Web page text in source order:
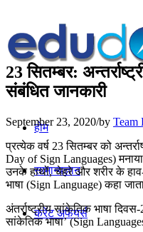
होम
सामान्यज्ञान
करेंट अफेयर्स
23 सितम्बर:
संबंधित जानकारी
September 23, 2020/by Team
प्रत्येक वर्ष 23 सितम्बर को
Day of Sign Languages)
उनके हाथों, चेहरे और शरीर के
भाषा (Sign Language) कहा
अंतर्राष्ट्रीय सांकेतिक भाषा
सांकेतिक भाषा’ (Sign